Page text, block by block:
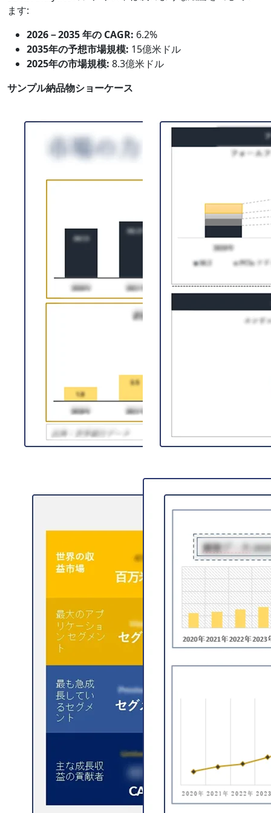
ます:
2026－2035 年の CAGR: 6.2%
2035年の予想市場規模: 15億米ドル
2025年の市場規模: 8.3億米ドル
サンプル納品物ショーケース